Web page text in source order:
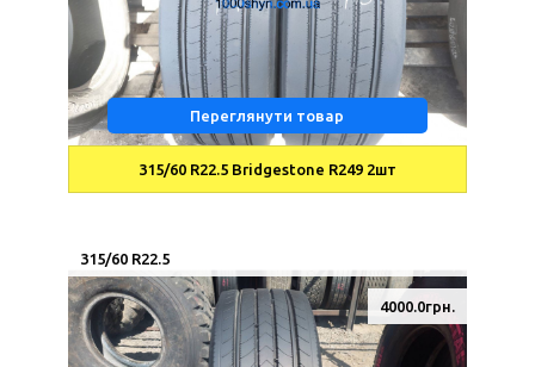
Переглянути товар
315/60 R22.5 Bridgestone R249 2шт
315/60 R22.5
4000.0грн.